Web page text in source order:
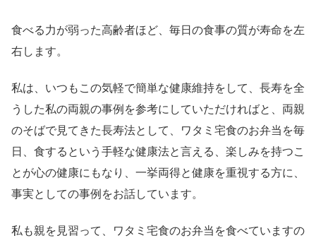
食べる力が弱った高齢者ほど、毎日の食事の質が寿命を左
右します。
私は、いつもこの気軽で簡単な健康維持をして、長寿を全
うした私の両親の事例を参考にしていただければと、両親
のそばで見てきた長寿法として、ワタミ宅食のお弁当を毎
日、食するという手軽な健康法と言える、楽しみを持つこ
とが心の健康にもなり、一挙両得と健康を重視する方に、
事実としての事例をお話しています。
私も親を見習って、ワタミ宅食のお弁当を食べていますの